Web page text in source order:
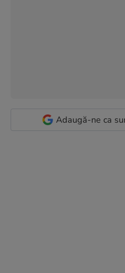
Adaugă-ne ca